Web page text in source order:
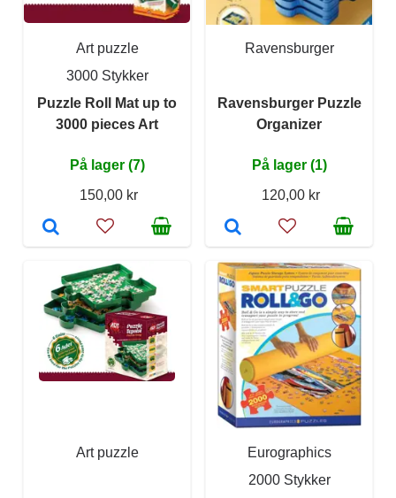
Art puzzle
3000 Stykker
Puzzle Roll Mat up to
3000 pieces Art
På lager (7)
150,00 kr
Ravensburger
Ravensburger Puzzle
Organizer
På lager (1)
120,00 kr
Art puzzle
Eurographics
2000 Stykker